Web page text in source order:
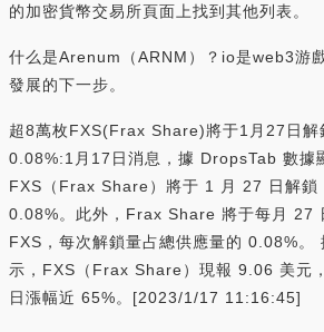
的加密貨幣交易所頁面上找到其他列表。
什么是Arenum（ARNM）？io是web3游
發展的下一步。
超8萬枚FXS(Frax Share)將于1月27日解
0.08%:1月17日消息，據 DropsTab 數據
FXS（Frax Share）將于 1 月 27 日解鎖
0.08%。此外，Frax Share 將于每月 27
FXS，每次解鎖量占總供應量的 0.08%。
示，FXS（Frax Share）現報 9.06 美元
日漲幅近 65%。[2023/1/17 11:16:45]